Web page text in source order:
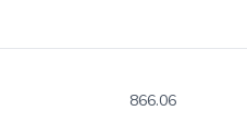
866.06